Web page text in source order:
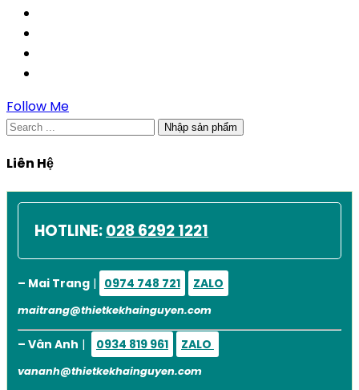
Follow Me
Nhập sản phẩm
Liên Hệ
HOTLINE:028 6292 1221
– Mai Trang| 0974 748 721 ZALO
maitrang@thietkekhainguyen.com
– Vân Anh | 0934 819 961 ZALO
vananh@thietkekhainguyen.com